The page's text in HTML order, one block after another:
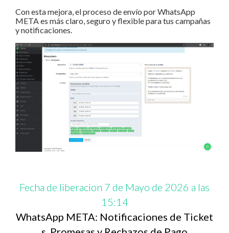
Con esta mejora, el proceso de envío por WhatsApp
META es más claro, seguro y flexible para tus campañas
y notificaciones.
Fecha de liberacion 7 de Mayo de 2026 a las
15:14
WhatsApp META: Notificaciones de Ticket